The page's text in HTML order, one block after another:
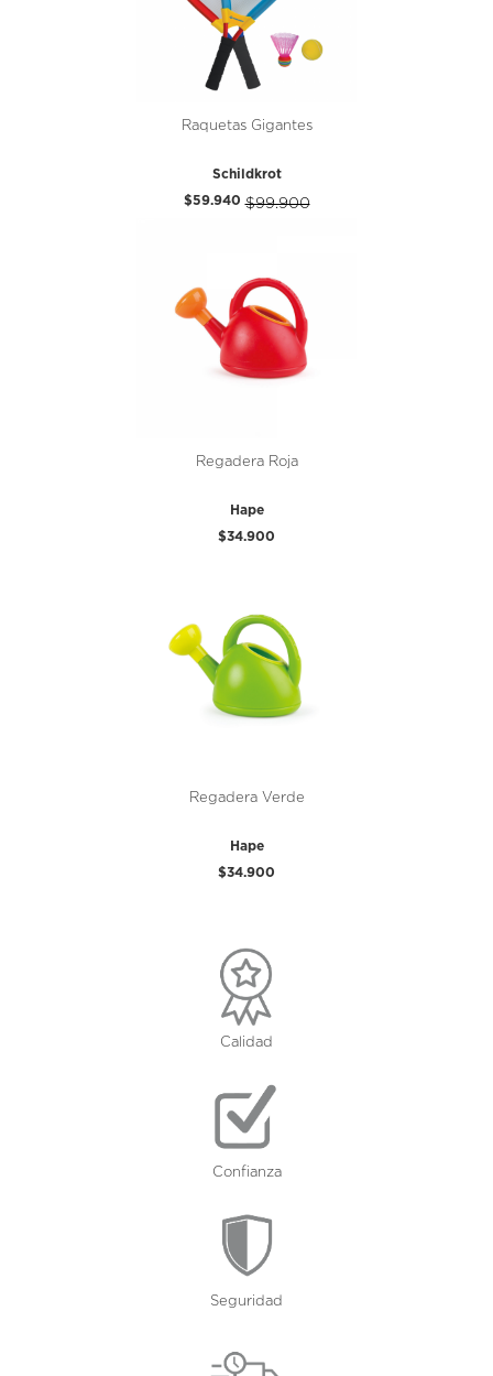
Raquetas Gigantes
Schildkrot
$59.940 $99.900
Regadera Roja
Hape
$34.900
Regadera Verde
Hape
$34.900
Calidad
Confianza
Seguridad